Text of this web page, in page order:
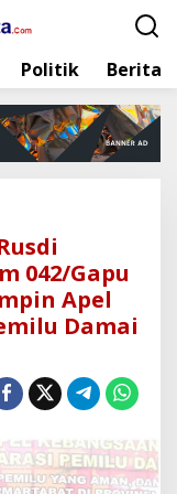
Politik Berita
042/Gapu
Apel
Damai